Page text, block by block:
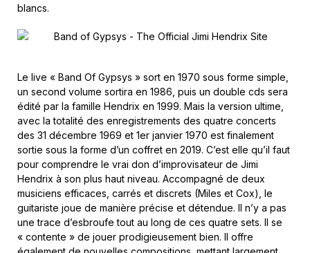
blancs.
Le live « Band Of Gypsys » sort en 1970 sous forme simple,
un second volume sortira en 1986, puis un double cds sera
édité par la famille Hendrix en 1999. Mais la version ultime,
avec la totalité des enregistrements des quatre concerts
des 31 décembre 1969 et 1er janvier 1970 est finalement
sortie sous la forme d’un coffret en 2019. C’est elle qu’il faut
pour comprendre le vrai don d’improvisateur de Jimi
Hendrix à son plus haut niveau. Accompagné de deux
musiciens efficaces, carrés et discrets (Miles et Cox), le
guitariste joue de manière précise et détendue. Il n’y a pas
une trace d’esbroufe tout au long de ces quatre sets. Il se
« contente » de jouer prodigieusement bien. Il offre